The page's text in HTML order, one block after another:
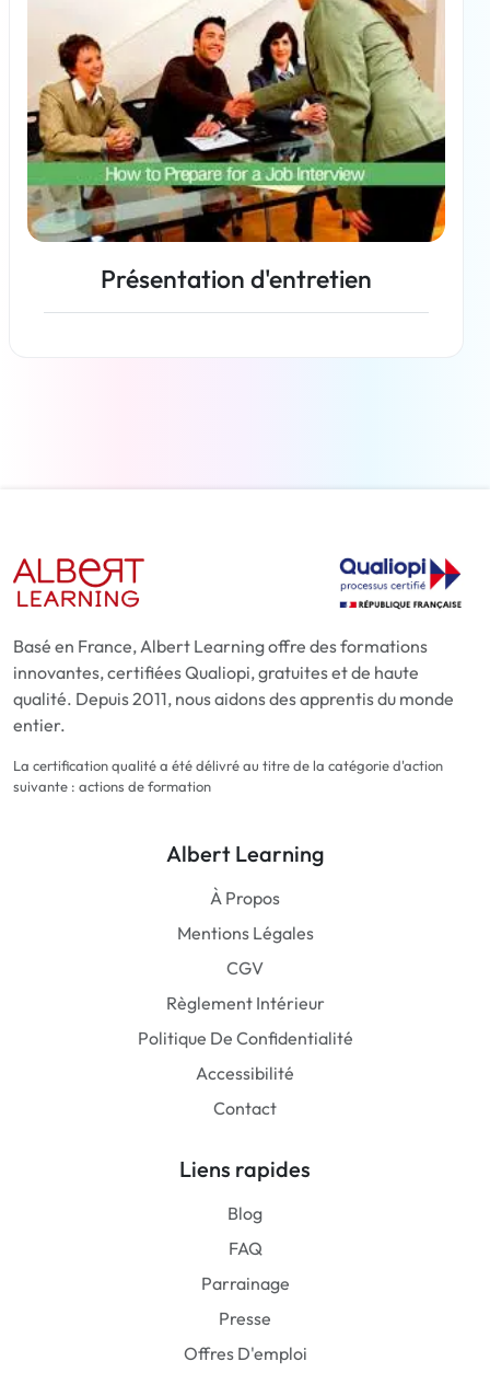
Présentation d'entretien
Basé en France, Albert Learning offre des formations
innovantes, certifiées Qualiopi, gratuites et de haute
qualité. Depuis 2011, nous aidons des apprentis du monde
entier.
La certification qualité a été délivré au titre de la catégorie d'action
suivante : actions de formation
Albert Learning
À Propos
Mentions Légales
CGV
Règlement Intérieur
Politique De Confidentialité
Accessibilité
Contact
Liens rapides
Blog
FAQ
Parrainage
Presse
Offres D'emploi